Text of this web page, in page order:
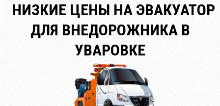
НИЗКИЕ ЦЕНЫ НА ЭВАКУАТОР
ДЛЯ ВНЕДОРОЖНИКА В
УВАРОВКЕ